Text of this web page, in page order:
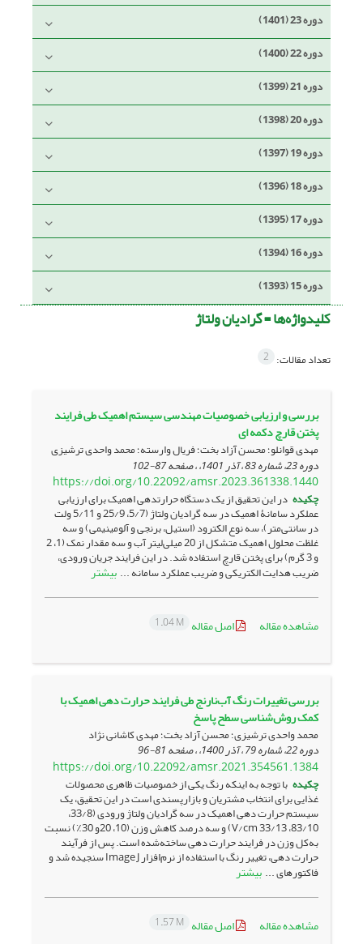
دوره 23 (1401)
دوره 22 (1400)
دوره 21 (1399)
دوره 20 (1398)
دوره 19 (1397)
دوره 18 (1396)
دوره 17 (1395)
دوره 16 (1394)
دوره 15 (1393)
کلیدواژه‌ها =گرادیان ولتاژ
تعداد مقالات: 2
بررسی و ارزیابی خصوصیات مهندسی سیستم اهمیک طی فرایند
پختن قارچ دکمه ای
مهدی قوانلو؛ محسن آزاد بخت؛ فریال وارسته؛ محمد واحدی ترشیزی
دوره 23، شماره 83 ، آذر 1401، ، صفحه 87-102
https://doi.org/10.22092/amsr.2023.361338.1440
چکیده در این تحقیق از یک دستگاه حرارت­دهی اهمیک برای ارزیابی
عملکرد سامانۀ اهمیک در سه گرادیان ولتاژ (5/7، 25/9 و 5/11 ولت
در سانتی‌متر)، سه نوع الکترود (استیل، برنجی و آلومینیمی) و سه
غلظت محلول اهمیک متشکل از 20 میلی‌لیتر آب و سه مقدار نمک (1، 2
و 3 گرم) برای پختن قارچ استفاده شد. در این فرایند جریان ورودی،
ضریب هدایت الکتریکی و ضریب عملکرد سامانه ... بیشتر
مشاهده مقاله اصل مقاله 1.04 M
بررسی تغییرات رنگ آب‌نارنج طی فرایند حرارت دهی اهمیک با
کمک روش‌شناسی سطح پاسخ
محمد واحدی ترشیزی؛ محسن آزاد بخت؛ مهدی کاشانی نژاد
دوره 22، شماره 79 ، آذر 1400، ، صفحه 81-96
https://doi.org/10.22092/amsr.2021.354561.1384
چکیده با توجه به اینکه رنگ یکی از خصوصیات ظاهری محصولات
غذایی برای انتخاب مشتریان و بازارپسندی است در این تحقیق، یک
سیستم حرارت دهی اهمیک در سه گرادیان ولتاژ ورودی (33/8،
83/10، 33/13 V/cm) و سه درصد کاهش وزن (10، 20و 30٪) نسبت
به‌کل وزن در فرایند حرارت دهی ساخته‌شده است. پس از فرآیند
حرارت دهی، تغییر رنگ با استفاده از نرم‌افزار Image J سنجیده شد و
فاکتورهای ... بیشتر
مشاهده مقاله اصل مقاله 1.57 M